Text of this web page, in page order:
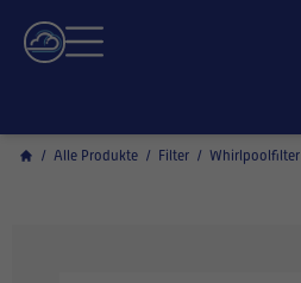
/ Alle Produkte / Filter / Whirlpoolfilter